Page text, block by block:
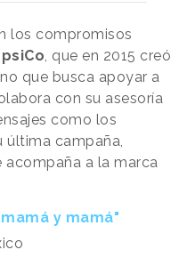
los compromisos
, que en 2015 creó
que busca apoyar a
con su asesoría
como los
última campaña,
acompaña a la marca
y mamá"